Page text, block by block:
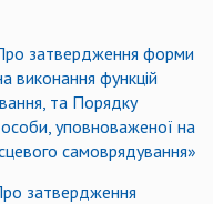
затвердження форми
виконання функцій
та Порядку
уповноваженої на
самоврядування»
затвердження